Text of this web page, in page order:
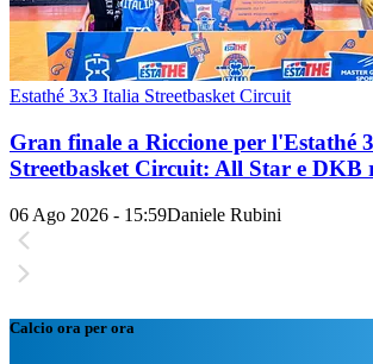
Estathé 3x3 Italia Streetbasket Circuit
Gran finale a Riccione per l'Estathé
Streetbasket Circuit: All Star e DKB
06 Ago 2026 - 15:59Daniele Rubini
Calcio ora per ora